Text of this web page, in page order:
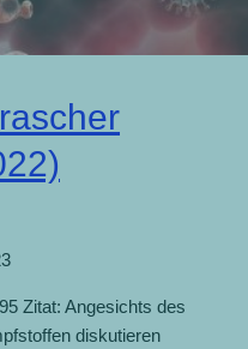
Zitat: Angesichts des
diskutieren